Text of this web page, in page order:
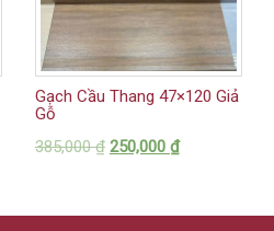
Gạch Cầu Thang 47×120 Giả
Gỗ
385,000₫ 250,000 ₫